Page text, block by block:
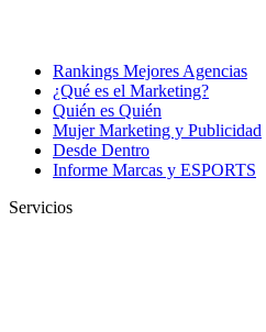
Rankings Mejores Agencias
¿Qué es el Marketing?
Quién es Quién
Mujer Marketing y Publicidad
Desde Dentro
Informe Marcas y ESPORTS
Servicios